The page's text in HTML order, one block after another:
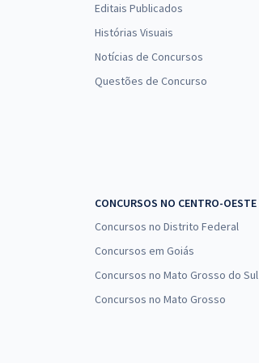
Editais Publicados
Histórias Visuais
Notícias de Concursos
Questões de Concurso
CONCURSOS NO CENTRO-OESTE
Concursos no Distrito Federal
Concursos em Goiás
Concursos no Mato Grosso do Sul
Concursos no Mato Grosso